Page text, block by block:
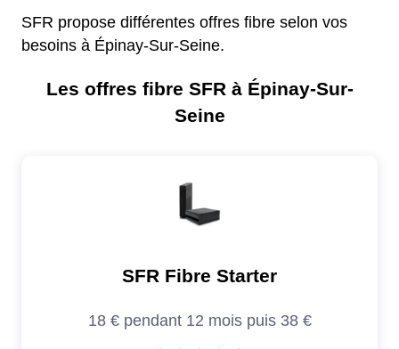
SFR propose différentes offres fibre selon vos
besoins à Épinay-Sur-Seine.